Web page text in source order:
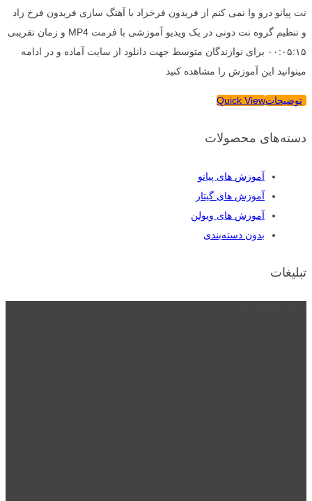
نت پیانو درو وا نمی کنم از فریدون فرخزاد با آهنگ سازی فریدون فرخ زاد
و تنظیم گروه نت دونی در یک ویدیو آموزشی با فرمت MP4 و زمان تقریبی
۰۰:۰۵:۱۵ برای نوازندگان متوسط جهت دانلود از سایت آماده و در ادامه
میتوانید این آموزش را مشاهده کنید
توضیحاتQuick View
دسته‌های محصولات
آموزش های پیانو
آموزش های گیتار
آموزش های ویولن
بدون دسته‌بندی
تبلیغات